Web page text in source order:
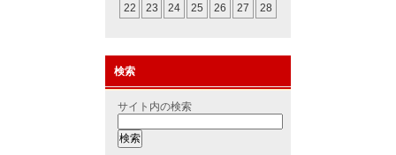
22
23 24 25 26 27 28
検索
サイト内の検索